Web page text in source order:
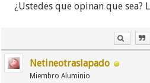
¿Ustedes que opinan que sea?
Netineotraslapado
Miembro Aluminio